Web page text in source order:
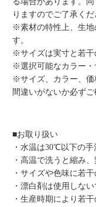
りますのでご了承くだ
※素材の特性上、生地
す。
※サイズは実寸と若干
※選択可能なカラー・
※サイズ、カラー、価
間違いがないか必ずご
■お取り扱い
・水温は30℃以下の
・高温で洗うと縮み
・サイズや色味に若
・漂白剤は使用しない
・生産時期により若